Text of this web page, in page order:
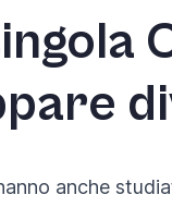
anche